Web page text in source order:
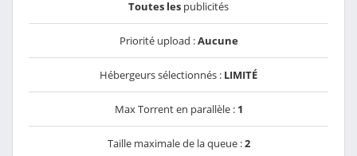
Toutes les publicités
Priorité upload :Aucune
Hébergeurs sélectionnés : LIMITÉ
Max Torrent en parallèle : 1
Taille maximale de la queue :2